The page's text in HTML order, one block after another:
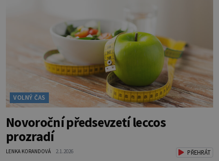
VOLNÝ ČAS
Novoroční předsevzetí leccos
prozradí
LENKA KORANDOVÁ 2.1.2026 PŘEHRÁT